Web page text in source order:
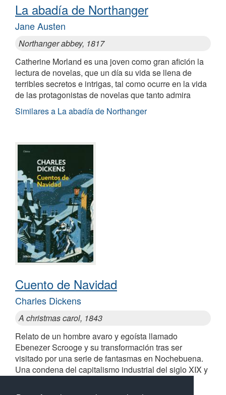
La abadía de Northanger
Jane Austen
Northanger abbey, 1817
Catherine Morland es una joven como gran afición la
lectura de novelas, que un día su vida se llena de
terribles secretos e intrigas, tal como ocurre en la vida
de las protagonistas de novelas que tanto admira
Similares a La abadía de Northanger
Cuento de Navidad
Charles Dickens
A christmas carol, 1843
Relato de un hombre avaro y egoísta llamado
Ebenezer Scrooge y su transformación tras ser
visitado por una serie de fantasmas en Nochebuena.
Una condena del capitalismo industrial del siglo XIX y